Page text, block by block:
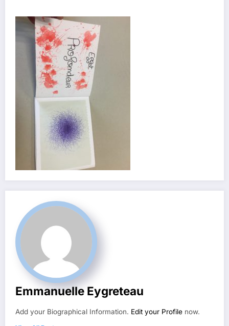
Emmanuelle Eygreteau
Add your Biographical Information. Edit your Profile now.